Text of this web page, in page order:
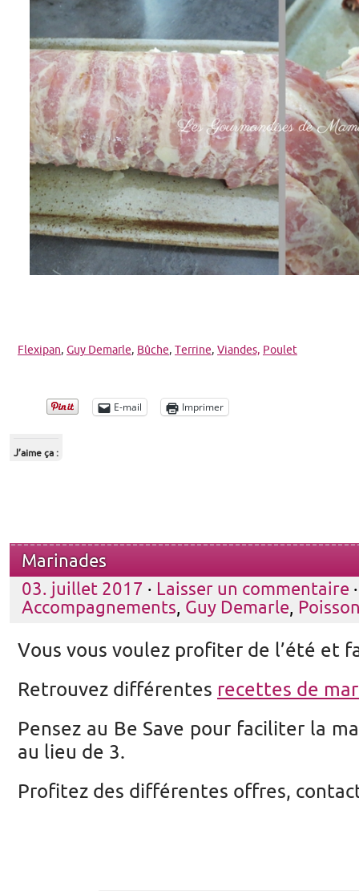
Flexipan, Guy Demarle, Bûche, Terrine, Viandes, Poulet
E-mail Imprimer
J’aime ça :
Marinades
03. juillet 2017 · Laisser un commentaire
Accompagnements, Guy Demarle,
Vous vous voulez profiter de l’été et
Retrouvez différentes recettes de
Pensez au Be Save pour faciliter la
au lieu de 3.
Profitez des différentes offres,